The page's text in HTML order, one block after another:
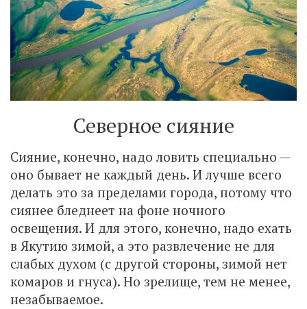
Северное сияние
Сияние, конечно, надо ловить специально —
оно бывает не каждый день. И лучше всего
делать это за пределами города, потому что
сиянее бледнеет на фоне ночного
освещения. И для этого, конечно, надо ехать
в Якутию зимой, а это развлечение не для
слабых духом (с другой стороны, зимой нет
комаров и гнуса). Но зрелище, тем не менее,
незабываемое.